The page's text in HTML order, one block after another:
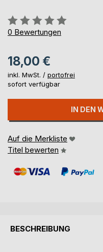
Bewertung::
0%
0 Bewertungen
18,00 €
inkl. MwSt. / portofrei
sofort verfügbar
IN DEN
Auf die Merkliste
Titel bewerten
BESCHREIBUNG